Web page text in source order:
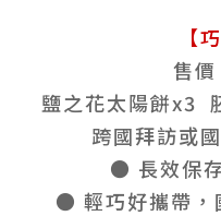
【
售
鹽之花太陽餅x3
跨國拜訪或
● 長效保
● 輕巧好攜帶，